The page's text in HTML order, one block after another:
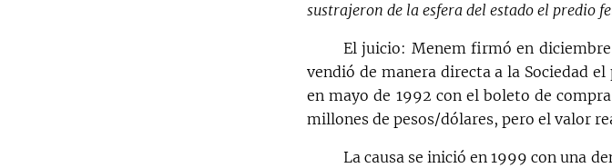
sustrajeron de la esfera del estado el predio
El juicio: Menem firmó en
vendió de manera directa a la Sociedad
en mayo de 1992 con el boleto de
millones de pesos/dólares, pero el valor
La causa se inició en 1999 con una